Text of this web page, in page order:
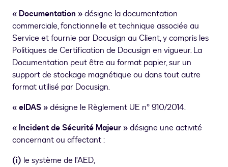
« Documentation »désigne la documentation
commerciale, fonctionnelle et technique associée au
Service et fournie par Docusign au Client, y compris les
Politiques de Certification de Docusign en vigueur. La
Documentation peut être au format papier, sur un
support de stockage magnétique ou dans tout autre
format utilisé par Docusign.
« eIDAS »désigne le Règlement UE n° 910/2014.
« Incident de Sécurité Majeur »désigne une activité
concernant ou affectant :
(i) le système de l’AED,